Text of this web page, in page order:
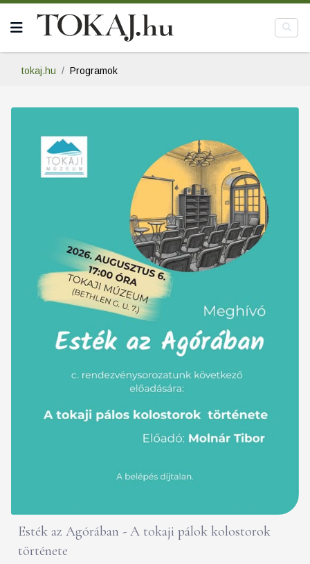
tokaj.hu Programok
Esték az Agórában - A tokaji pálok kolostorok
története